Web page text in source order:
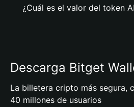
¿Cuál es el valor del token
Descarga Bitget
La billetera cripto más segura,
40 millones de usuarios